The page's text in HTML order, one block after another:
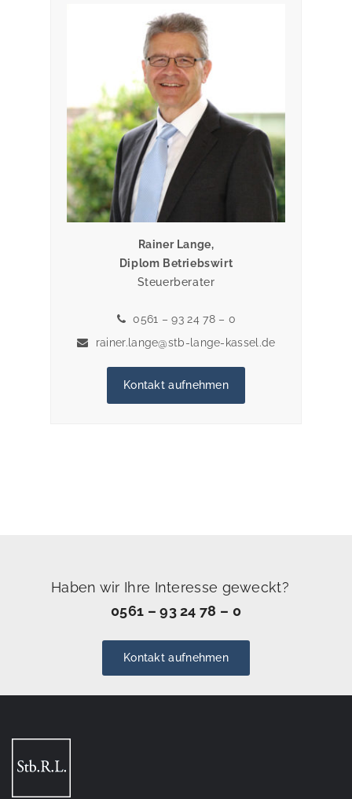
Rainer Lange,
Diplom Betriebswirt
Steuerberater
0561 – 93 24 78 – 0
rainer.lange@stb-lange-kassel.de
Kontakt aufnehmen
Haben wir Ihre Interesse geweckt?
0561 – 93 24 78 – 0
Kontakt aufnehmen